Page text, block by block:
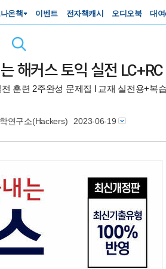
온책 이벤트 전자책캐시 오디오북 대
해커스 토익 실전
훈련 2주완성 문제집 l 교재 실전용+복
연구소(Hackers) 2023-06-19